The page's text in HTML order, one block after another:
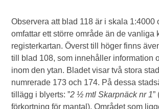
Observera att blad 118 är i skala 1:4000
omfattar ett större område än de vanliga
registerkartan. Överst till höger finns
till blad 108, som innehåller information
inom den ytan. Bladet visar två stora
numrerade 173 och 174. På dessa
tillägg i blyerts: ”2 ½ mtl Skarpnäck nr 1”
förkortning för mantal). Området som